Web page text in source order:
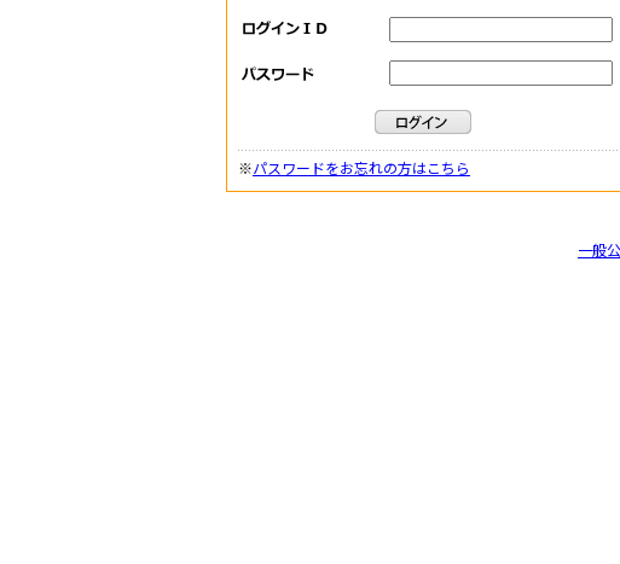
※パスワードをお忘れの方はこちら
一般